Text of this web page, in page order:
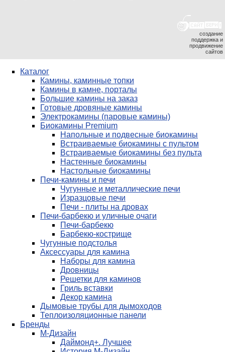
создание
поддержка и
продвижение
сайтов
Каталог
Камины, каминные топки
Камины в камне, порталы
Большие камины на заказ
Готовые дровяные камины
Электрокамины (паровые камины)
Биокамины Premium
Напольные и подвесные биокамины
Встраиваемые биокамины с пультом
Встраиваемые биокамины без пульта
Настенные биокамины
Настольные биокамины
Печи-камины и печи
Чугунные и металлические печи
Изразцовые печи
Печи - плиты на дровах
Печи-барбекю и уличные очаги
Печи-барбекю
Барбекю-кострище
Чугунные подстолья
Аксессуары для камина
Наборы для камина
Дровницы
Решетки для каминов
Гриль вставки
Декор камина
Дымовые трубы для дымоходов
Теплоизоляционные панели
Бренды
М-Дизайн
Даймонд+. Лучшее